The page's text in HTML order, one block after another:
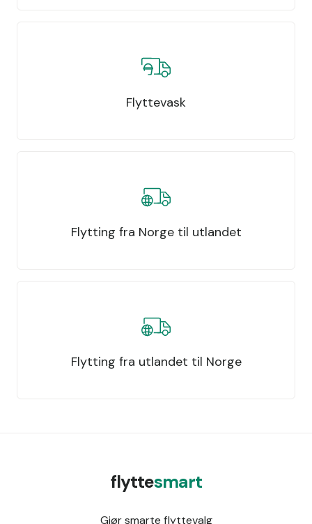
Flyttevask
Flytting fra Norge til utlandet
Flytting fra utlandet til Norge
flyttesmart
Gjør smarte flyttevalg